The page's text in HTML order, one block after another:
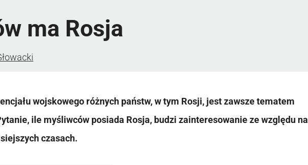
ma Rosja
wojskowego różnych państw, w tym Rosji, jest zawsze tematem
ile myśliwców posiada Rosja, budzi zainteresowanie ze względu na
czasach.